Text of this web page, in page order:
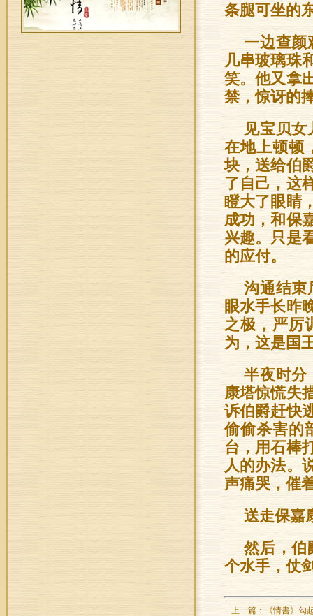
条腿可坐的
一边查颜
几串玻璃珠
笑。他又拿
禁，惊讶的
见宝贝女
在地上顿顿
块，送给伯
了自己，这
瞪大了眼睛
成功，和保
兴趣。只是
的应付。
沟通结束
眼水手长昨
之极，严厉
为，这是国
半夜时分
康塔惊慌失
诉伯爵赶快
偷偷杀害的
台，用石棒
人的办法。
声痛哭，催
送走保嘉
然后，伯
个水手，仗
上一篇： 《情書》勾